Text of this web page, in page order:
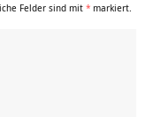
Felder sind mit * markiert.